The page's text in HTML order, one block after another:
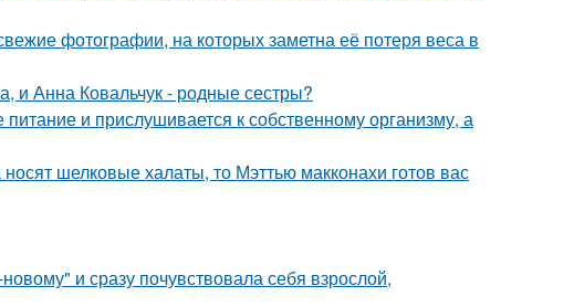
фотографии, на которых заметна её потеря веса в
и Анна Ковальчук - родные сестры?
и прислушивается к собственному организму, а
шелковые халаты, то Мэттью макконахи готов вас
и сразу почувствовала себя взрослой,